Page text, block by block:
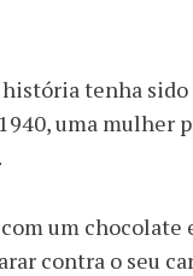
tenha
uma
um
contra o seu